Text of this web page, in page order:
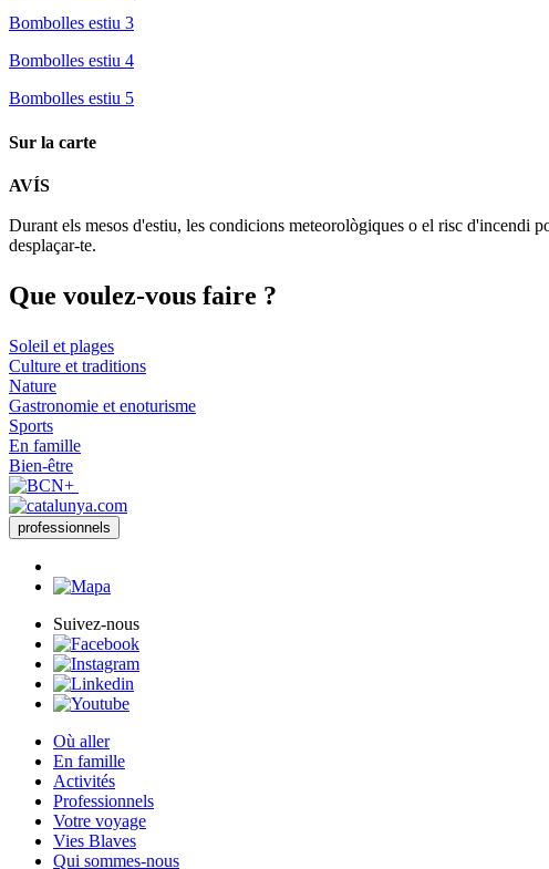
Bombolles estiu 3
Bombolles estiu 4
Bombolles estiu 5
Sur la carte
−
AVÍS
Durant els mesos d'estiu, les condicions meteorològiques o el risc d'incendi
desplaçar-te.
Que voulez-vous faire ?
Soleil et plages
Culture et traditions
Nature
Gastronomie et enoturisme
Sports
En famille
Bien-être
professionnels
Suivez-nous
Où aller
En famille
Activités
Professionnels
Votre voyage
Vies Blaves
Qui sommes-nous